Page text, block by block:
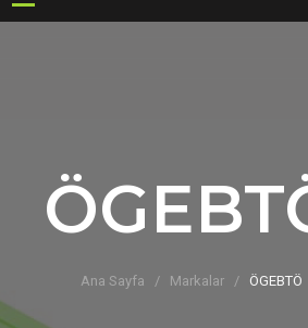
Ana Sayfa Markalar ÖGEBTÖ